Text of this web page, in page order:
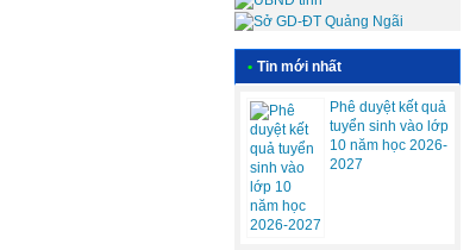
• Tin mới nhất
Phê duyệt kết quả
tuyển sinh vào lớp
10 năm học 2026-
2027